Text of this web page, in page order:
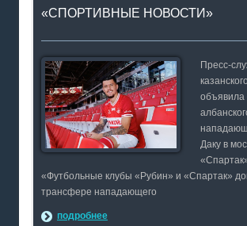
«СПОРТИВНЫЕ НОВОСТИ»
Пресс-
объявила
Даку в
«Футбольные клубы «Рубин» и «Спартак»
трансфере нападающего
подробнее